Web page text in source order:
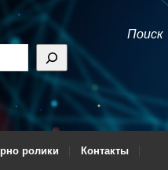
Поиск
ролики Контакты